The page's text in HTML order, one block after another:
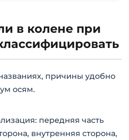
в колене при
причины удобно
осям.
передняя часть
внутренняя сторона,